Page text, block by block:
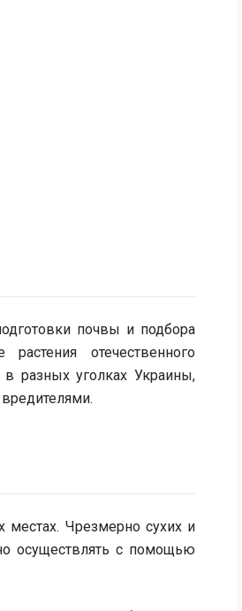
почвы и подбора
отечественного
разных уголках Украины,
Чрезмерно сухих и
осуществлять с помощью